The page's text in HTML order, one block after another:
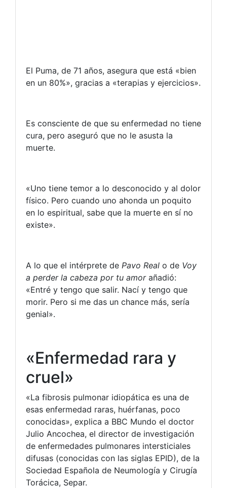
El Puma, de 71 años, asegura que está «bien
en un 80%», gracias a «terapias y ejercicios».
Es consciente de que su enfermedad no tiene
cura, pero aseguró que no le asusta la
muerte.
«Uno tiene temor a lo desconocido y al dolor
físico. Pero cuando uno ahonda un poquito
en lo espiritual, sabe que la muerte en sí no
existe».
A lo que el intérprete de Pavo Real o de Voy
a perder la cabeza por tu amorañadió:
«Entré y tengo que salir. Nací y tengo que
morir. Pero si me das un chance más, sería
genial».
«Enfermedad rara y
cruel»
«La fibrosis pulmonar idiopática es una de
esas enfermedad raras, huérfanas, poco
conocidas», explica a BBC Mundo el doctor
Julio Ancochea, el director de investigación
de enfermedades pulmonares intersticiales
difusas (conocidas con las siglas EPID), de la
Sociedad Española de Neumología y Cirugía
Torácica, Separ.